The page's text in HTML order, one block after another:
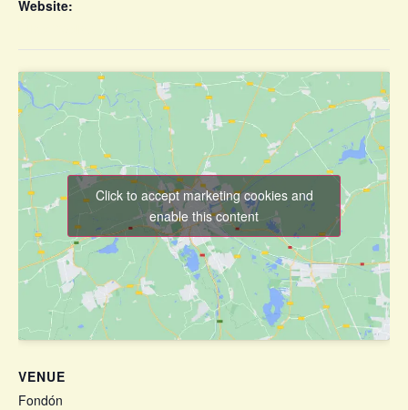
Website:
VENUE
Fondón
Click to accept marketing cookies and
enable this content